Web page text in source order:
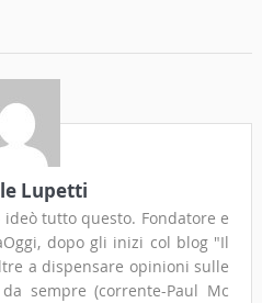
Lupetti
tutto questo. Fondatore e
dopo gli inizi col blog "Il
a dispensare opinioni sulle
sempre (corrente-Paul Mc